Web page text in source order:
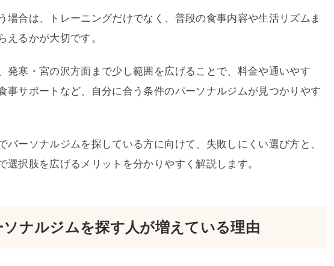
場合は、トレーニングだけでなく、普段の食事内容や生活リズムま
えるかが大切です。
発寒・宮の沢方面まで少し範囲を広げることで、料金や通いやす
事サポートなど、自分に合う条件のパーソナルジムが見つかりやす
パーソナルジムを探している方に向けて、失敗しにくい選び方と、
選択肢を広げるメリットを分かりやすく解説します。
ナルジムを探す人が増えている理由